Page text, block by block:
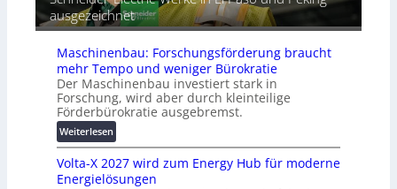
t
i
i
e
r
u
n
g
s
l
ö
h
e
r
ä
e
s
c
h
u
t
z
u
ausgezeichnet
Maschinenbau: Forschungsförderung braucht
mehr Tempo und weniger Bürokratie
Der Maschinenbau investiert stark in
Forschung, wird aber durch kleinteilige
Förderbürokratie ausgebremst.
Weiterlesen:
M
a
s
Volta-X 2027 wird zum Energy Hub für moderne
Energielösungen